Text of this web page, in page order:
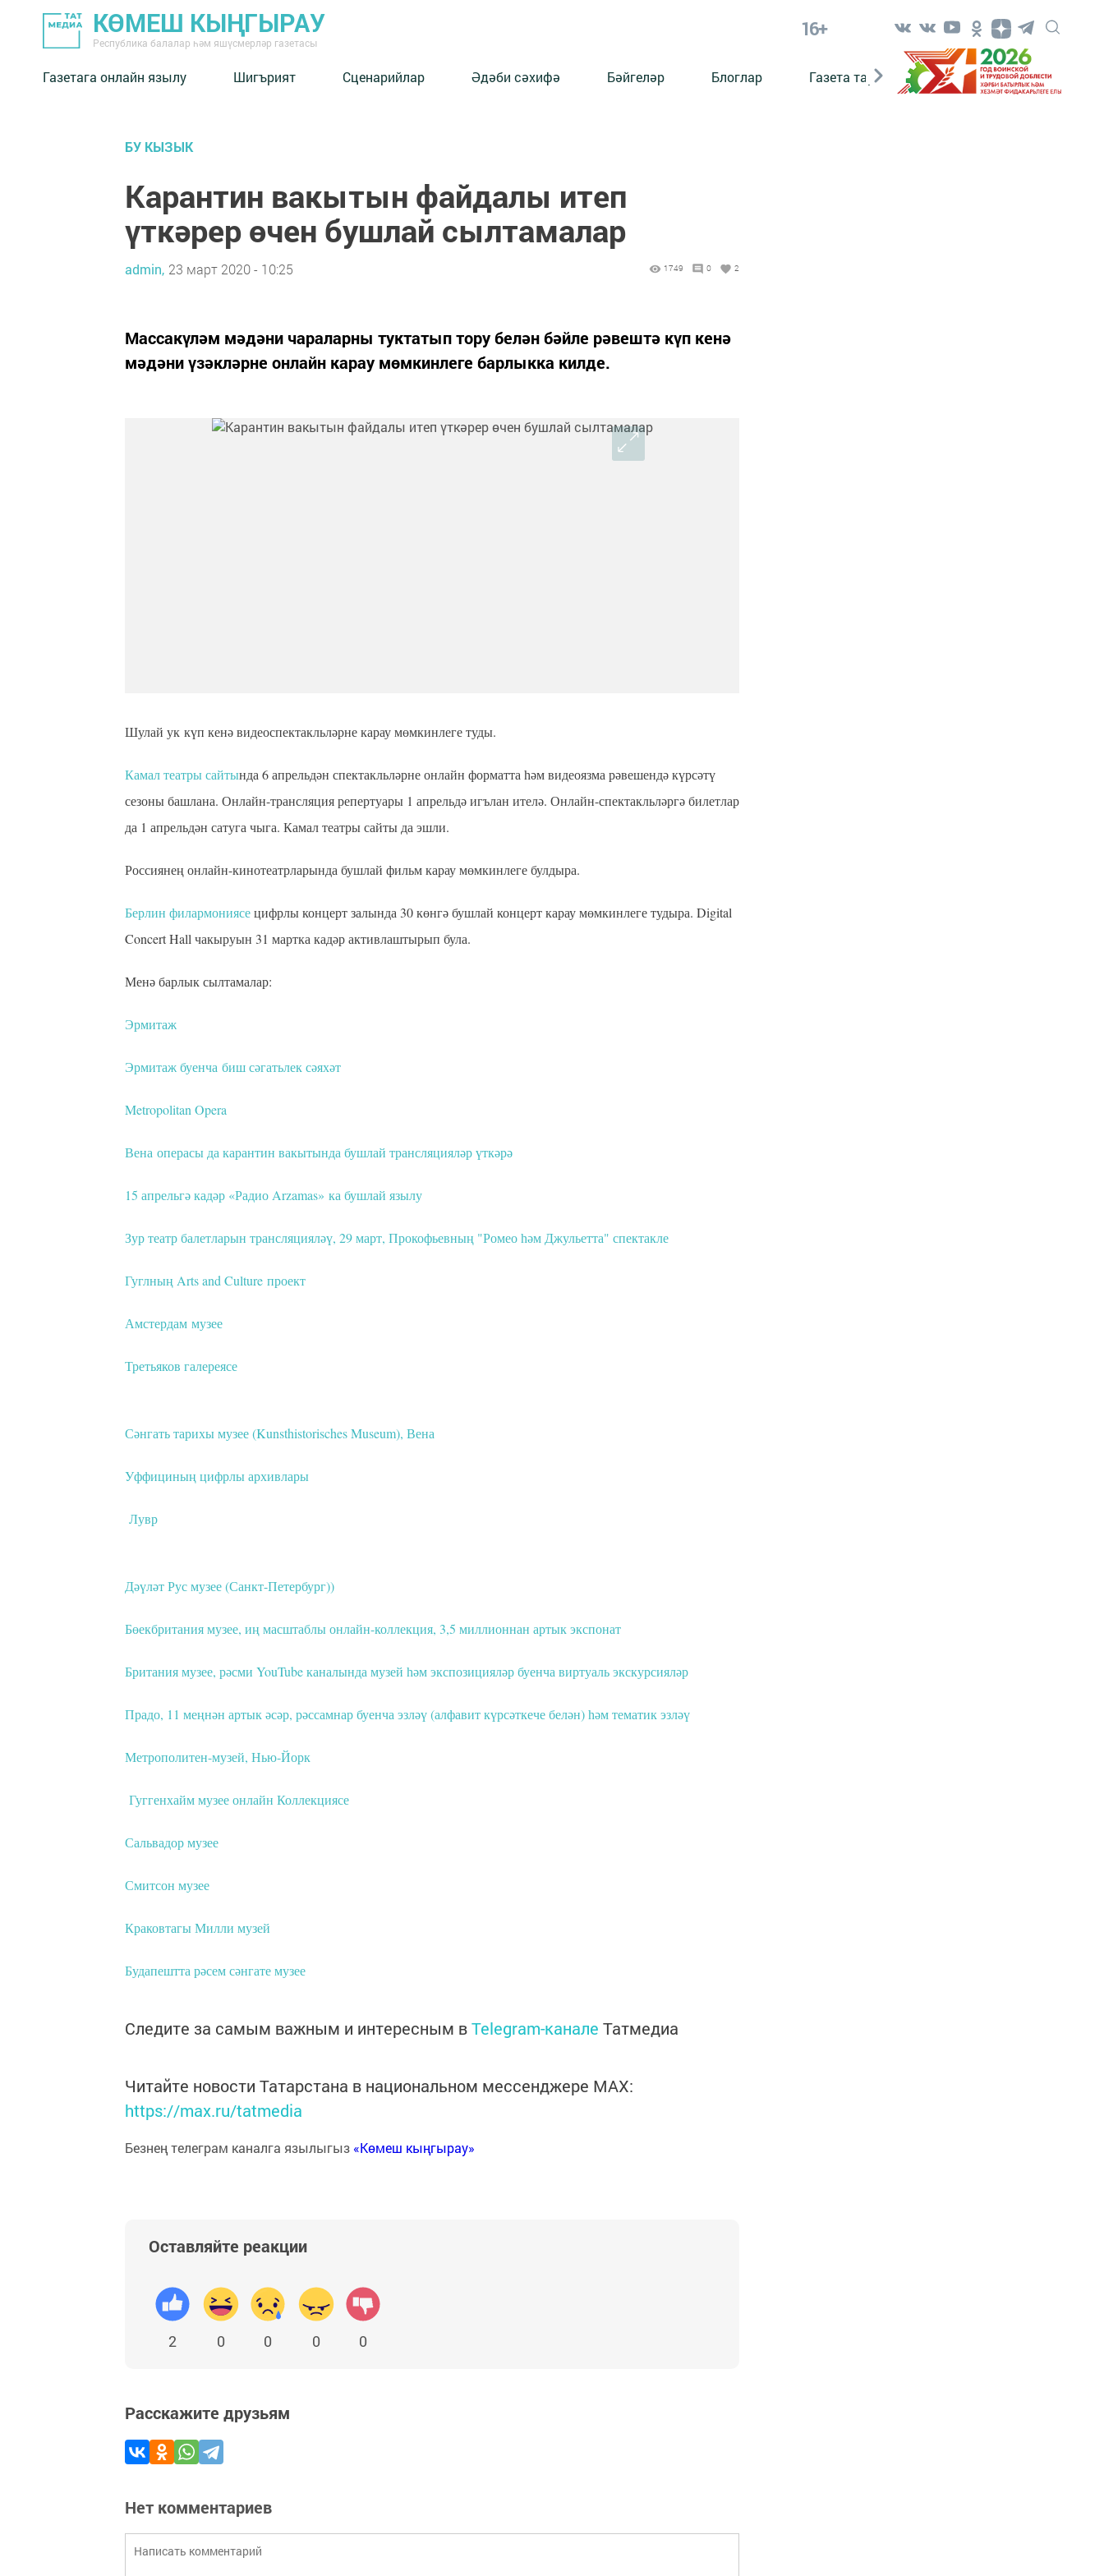
КӨМЕШ КЫҢГЫРАУ
Республика балалар һәм яшүсмерләр газетасы
16+
Газетага онлайн язылу Шигърият Сценарийлар Әдәби сәхифә Бәйгеләр Блоглар Газета тарихы Әкият Әкият
БУ КЫЗЫК
Карантин вакытын файдалы итеп
үткәрер өчен бушлай сылтамалар
admin, 23 март 2020 - 10:25 1749 0 2
Массакүләм мәдәни чараларны туктатып тору белән бәйле рәвештә күп кенә
мәдәни үзәкләрне онлайн карау мөмкинлеге барлыкка килде.
Шулай ук күп кенә видеоспектакльләрне карау мөмкинлеге туды.
Камал театры сайтында 6 апрельдән спектакльләрне онлайн форматта һәм видеоязма рәвешендә күрсәтү
сезоны башлана. Онлайн-трансляция репертуары 1 апрельдә игълан ителә. Онлайн-спектакльләргә билетлар
да 1 апрельдән сатуга чыга. Камал театры сайты да эшли.
Россиянең онлайн-кинотеатрларында бушлай фильм карау мөмкинлеге булдыра.
Берлин филармониясецифрлы концерт залында 30 көнгә бушлай концерт карау мөмкинлеге тудыра. Digital
Concert Hall чакыруын 31 мартка кадәр активлаштырып була.
Менә барлык сылтамалар:
Эрмитаж
Эрмитаж буенча биш сәгатьлек сәяхәт
Metropolitan Opera
Вена операсы да карантин вакытында бушлай трансляцияләр үткәрә
15 апрельгә кадәр «Радио Arzamas» ка бушлай язылу
Зур театр балетларын трансляцияләү, 29 март, Прокофьевның "Ромео һәм Джульетта" спектакле
Гуглның Arts and Culture проект
Амстердам музее
Третьяков галереясе
Сәнгать тарихы музее (Kunsthistorisches Museum), Вена
Уффициның цифрлы архивлары
Лувр
Дәүләт Рус музее (Санкт-Петербург))
Бөекбритания музее, иң масштаблы онлайн-коллекция, 3,5 миллионнан артык экспонат
Британия музее, рәсми YouTube каналында музей һәм экспозицияләр буенча виртуаль экскурсияләр
Прадо, 11 меңнән артык әсәр, рәссамнар буенча эзләү (алфавит күрсәткече белән) һәм тематик эзләү
Метрополитен-музей, Нью-Йорк
Гуггенхайм музее онлайн Коллекциясе
Сальвадор музее
Смитсон музее
Краковтагы Милли музей
Будапештта рәсем сәнгате музее
Следите за самым важным и интересным вTelegram-канале Татмедиа
Читайте новости Татарстана в национальном мессенджере MАХ:
https://max.ru/tatmedia
Безнең телеграм каналга язылыгыз «Көмеш кыңгырау»
Оставляйте реакции
2 0 0 0 0
Расскажите друзьям
Нет комментариев